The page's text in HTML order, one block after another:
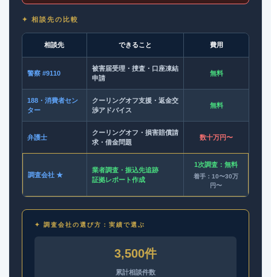
✦ 相談先の比較
相談先 できること 費用
警察 #9110
被害届受理・捜査・口座凍結
申請
無料
188・消費者セン
ター
クーリングオフ支援・返金交
渉アドバイス
無料
弁護士
クーリングオフ・損害賠償請
求・借金問題
数十万円〜
調査会社 ★
業者調査・振込先追跡
証拠レポート作成
1次調査：無料
着手：10〜30万
円〜
✦ 調査会社の選び方：実績で選ぶ
3,500件
累計相談件数